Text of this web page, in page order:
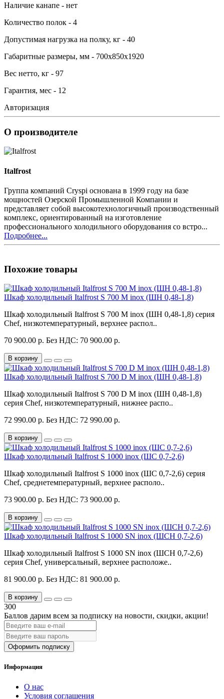
Наличие канапе - нет
Количество полок - 4
Допустимая нагрузка на полку, кг - 40
Габаритные размеры, мм - 700х850х1920
Вес нетто, кг - 97
Гарантия, мес - 12
Авторизация
О производителе
Italfrost
Группа компаний Cryspi основана в 1999 году на базе
мощностей Озерской Промышленной Компании и
представляет собой высокотехнологичный производственный
комплекс, ориентированный на изготовление
профессионального холодильного оборудования со встро...
Подробнее...
Похожие товары
Шкаф холодильный Italfrost S 700 M inox (ШН 0,48-1,8)
Шкаф холодильный Italfrost S 700 M inox (ШН 0,48-1,8) серия
Chef, низкотемпературный, верхнее распол..
70 900.00 р. Без НДС: 70 900.00 р.
В корзину
Шкаф холодильный Italfrost S 700 D M inox (ШН 0,48-1,8)
Шкаф холодильный Italfrost S 700 D M inox (ШН 0,48-1,8)
серия Chef, низкотемпературный, нижнее распо..
72 990.00 р. Без НДС: 72 990.00 р.
В корзину
Шкаф холодильный Italfrost S 1000 inox (ШС 0,7-2,6)
Шкаф холодильный Italfrost S 1000 inox (ШС 0,7-2,6) серия
Chef, среднетемпературный, верхнее располо..
73 900.00 р. Без НДС: 73 900.00 р.
В корзину
Шкаф холодильный Italfrost S 1000 SN inox (ШСН 0,7-2,6)
Шкаф холодильный Italfrost S 1000 SN inox (ШСН 0,7-2,6)
серия Chef, универсальный, верхнее расположе..
81 900.00 р. Без НДС: 81 900.00 р.
В корзину
300
Баллов дарим всем за подписку на новости, скидки, акции!
Оформить подписку
Информация
О нас
Условия соглашения